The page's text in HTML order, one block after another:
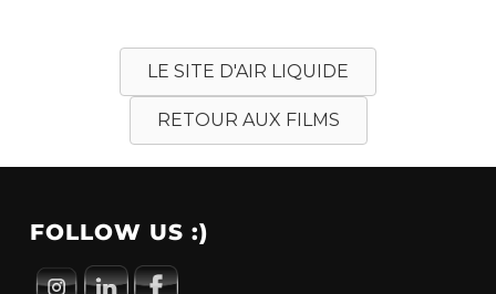
LE SITE D'AIR LIQUIDE
RETOUR AUX FILMS
FOLLOW US :)